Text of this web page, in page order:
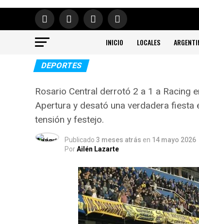
INICIO LOCALES
DEPORTES
Rosario Central derrotó 2 a 1 a Racing
Apertura y desató una verdadera fiesta
tensión y festejo.
Publicado 3 meses atrás en 14 mayo 2026
PorAilén Lazarte